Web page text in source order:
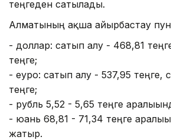
теңгеден сатылады.
Алматының ақша айырбастау
- доллар: сатып алу - 468,81
теңге;
- еуро: сатып алу - 537,95 теңге,
теңге;
- рубль 5,52 - 5,65 теңге
- юань 68,81 - 71,34 теңге
жатыр.